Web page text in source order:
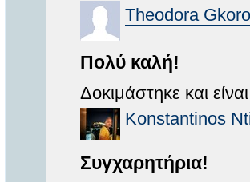
Theodora
Πολύ καλή!
Δοκιμάστηκε και
Konstantinos
Συγχαρητήρια!